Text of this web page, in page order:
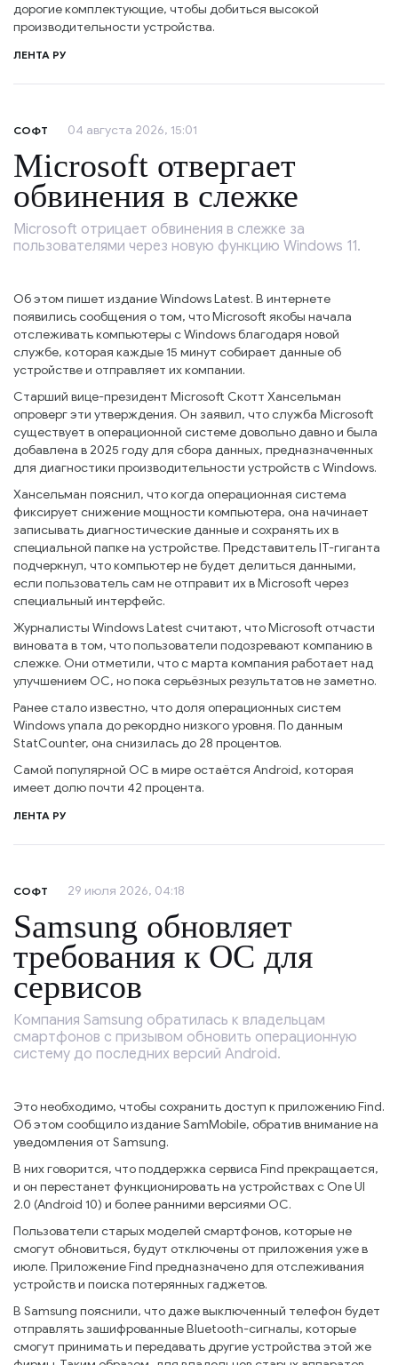
дорогие комплектующие, чтобы добиться высокой
производительности устройства.
ЛЕНТА РУ
СОФТ 04 августа 2026, 15:01
Microsoft отвергает
обвинения в слежке
Microsoft отрицает обвинения в слежке за
пользователями через новую функцию Windows 11.
Об этом пишет издание Windows Latest. В интернете
появились сообщения о том, что Microsoft якобы начала
отслеживать компьютеры с Windows благодаря новой
службе, которая каждые 15 минут собирает данные об
устройстве и отправляет их компании.
Старший вице-президент Microsoft Скотт Хансельман
опроверг эти утверждения. Он заявил, что служба Microsoft
существует в операционной системе довольно давно и была
добавлена в 2025 году для сбора данных, предназначенных
для диагностики производительности устройств с Windows.
Хансельман пояснил, что когда операционная система
фиксирует снижение мощности компьютера, она начинает
записывать диагностические данные и сохранять их в
специальной папке на устройстве. Представитель IT-гиганта
подчеркнул, что компьютер не будет делиться данными,
если пользователь сам не отправит их в Microsoft через
специальный интерфейс.
Журналисты Windows Latest считают, что Microsoft отчасти
виновата в том, что пользователи подозревают компанию в
слежке. Они отметили, что с марта компания работает над
улучшением ОС, но пока серьёзных результатов не заметно.
Ранее стало известно, что доля операционных систем
Windows упала до рекордно низкого уровня. По данным
StatCounter, она снизилась до 28 процентов.
Самой популярной ОС в мире остаётся Android, которая
имеет долю почти 42 процента.
ЛЕНТА РУ
СОФТ 29 июля 2026, 04:18
Samsung обновляет
требования к ОС для
сервисов
Компания Samsung обратилась к владельцам
смартфонов с призывом обновить операционную
систему до последних версий Android.
Это необходимо, чтобы сохранить доступ к приложению Find.
Об этом сообщило издание SamMobile, обратив внимание на
уведомления от Samsung.
В них говорится, что поддержка сервиса Find прекращается,
и он перестанет функционировать на устройствах с One UI
2.0 (Android 10) и более ранними версиями ОС.
Пользователи старых моделей смартфонов, которые не
смогут обновиться, будут отключены от приложения уже в
июле. Приложение Find предназначено для отслеживания
устройств и поиска потерянных гаджетов.
В Samsung пояснили, что даже выключенный телефон будет
отправлять зашифрованные Bluetooth-сигналы, которые
смогут принимать и передавать другие устройства этой же